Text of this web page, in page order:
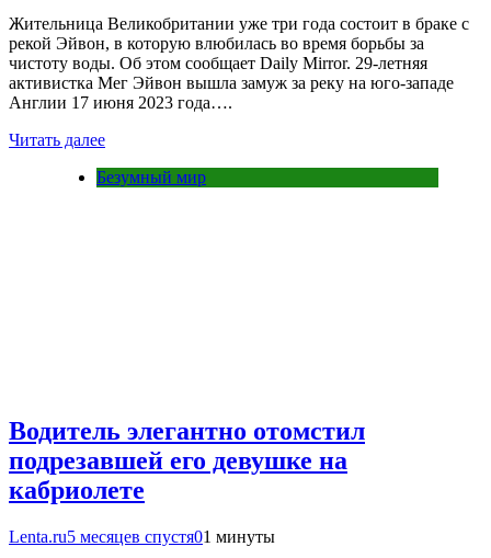
Жительница Великобритании уже три года состоит в браке с
рекой Эйвон, в которую влюбилась во время борьбы за
чистоту воды. Об этом сообщает Daily Mirror. 29-летняя
активистка Мег Эйвон вышла замуж за реку на юго-западе
Англии 17 июня 2023 года….
Читать далее
Безумный мир
Водитель элегантно отомстил
подрезавшей его девушке на
кабриолете
Lenta.ru5 месяцев спустя01 минуты